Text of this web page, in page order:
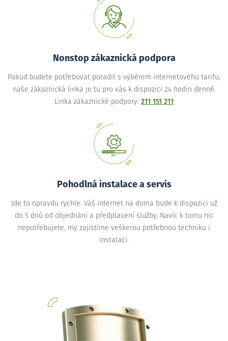
Nonstop zákaznická podpora
Pokud budete potřebovat poradit s výběrem internetového tarifu,
naše zákaznická linka je tu pro vás k dispozici 24 hodin denně.
Linka zákaznické podpory: 211 151 211
Pohodlná instalace a servis
Jde to opravdu rychle. Váš internet na doma bude k dispozici už
do 5 dnů od objednání a předplacení služby. Navíc k tomu nic
nepotřebujete, my zajistíme veškerou potřebnou techniku i
instalaci.